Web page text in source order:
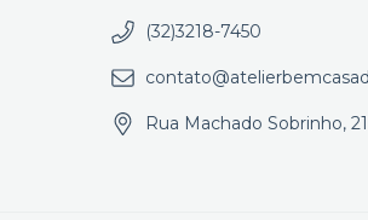
(32)3218-7450
Rua Machado Sobrinho,